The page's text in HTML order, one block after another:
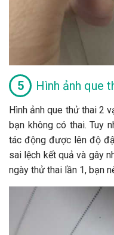
Hình ảnh que
Hình ảnh que thử thai 2
bạn không có thai. Tuy
tác động được lên độ
sai lệch kết quả và gây
ngày thử thai lần 1, bạn